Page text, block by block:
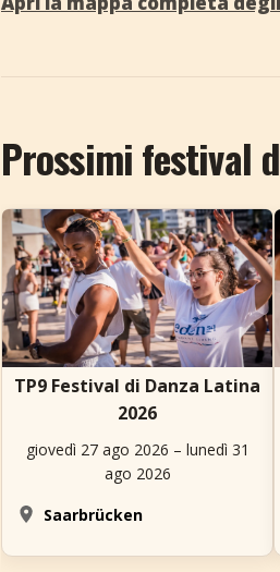
Prossimi festival
TP9 Festival di Danza Latina
2026
giovedì 27 ago 2026 – lunedì 31
ago 2026
Saarbrücken